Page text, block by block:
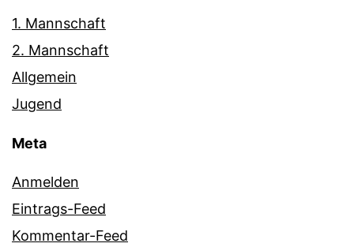
1. Mannschaft
2. Mannschaft
Allgemein
Jugend
Meta
Anmelden
Eintrags-Feed
Kommentar-Feed